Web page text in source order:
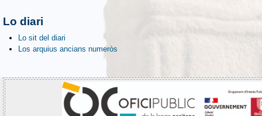
Lo diari
Lo sit del diari
Los arquius ancians numeròs